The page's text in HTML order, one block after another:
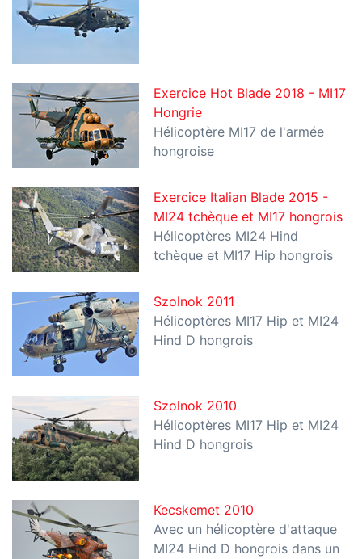
Exercice Hot Blade 2018 - MI17
Hongrie
Hélicoptère MI17 de l'armée
hongroise
Exercice Italian Blade 2015 -
MI24 tchèque et MI17 hongrois
Hélicoptères MI24 Hind
tchèque et MI17 Hip hongrois
Szolnok 2011
Hélicoptères MI17 Hip et MI24
Hind D hongrois
Szolnok 2010
Hélicoptères MI17 Hip et MI24
Hind D hongrois
Kecskemet 2010
Avec un hélicoptère d'attaque
MI24 Hind D hongrois dans un